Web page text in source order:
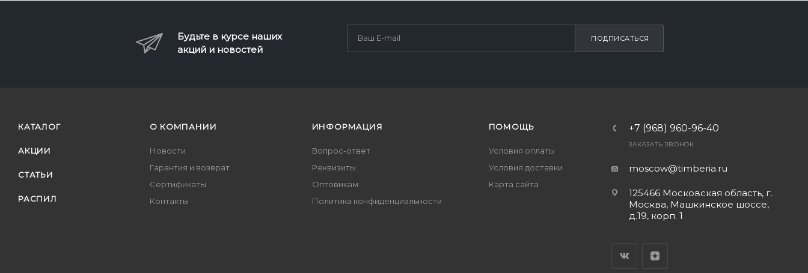
Будьте в курсе наших
акций и новостей
ПОДПИСАТЬСЯ
КАТАЛОГ
АКЦИИ
СТАТЬИ
РАСПИЛ
О КОМПАНИИ
Новости
Гарантия и возврат
Сертификаты
Контакты
ИНФОРМАЦИЯ
Вопрос-ответ
Реквизиты
Оптовикам
Политика конфиденциальности
ПОМОЩЬ
Условия оплаты
Условия доставки
Карта сайта
+7 (968) 960-96-40
ЗАКАЗАТЬ ЗВОНОК
moscow@timberia.ru
125466 Московская область, г.
Москва, Машкинское шоссе,
д.19, корп. 1